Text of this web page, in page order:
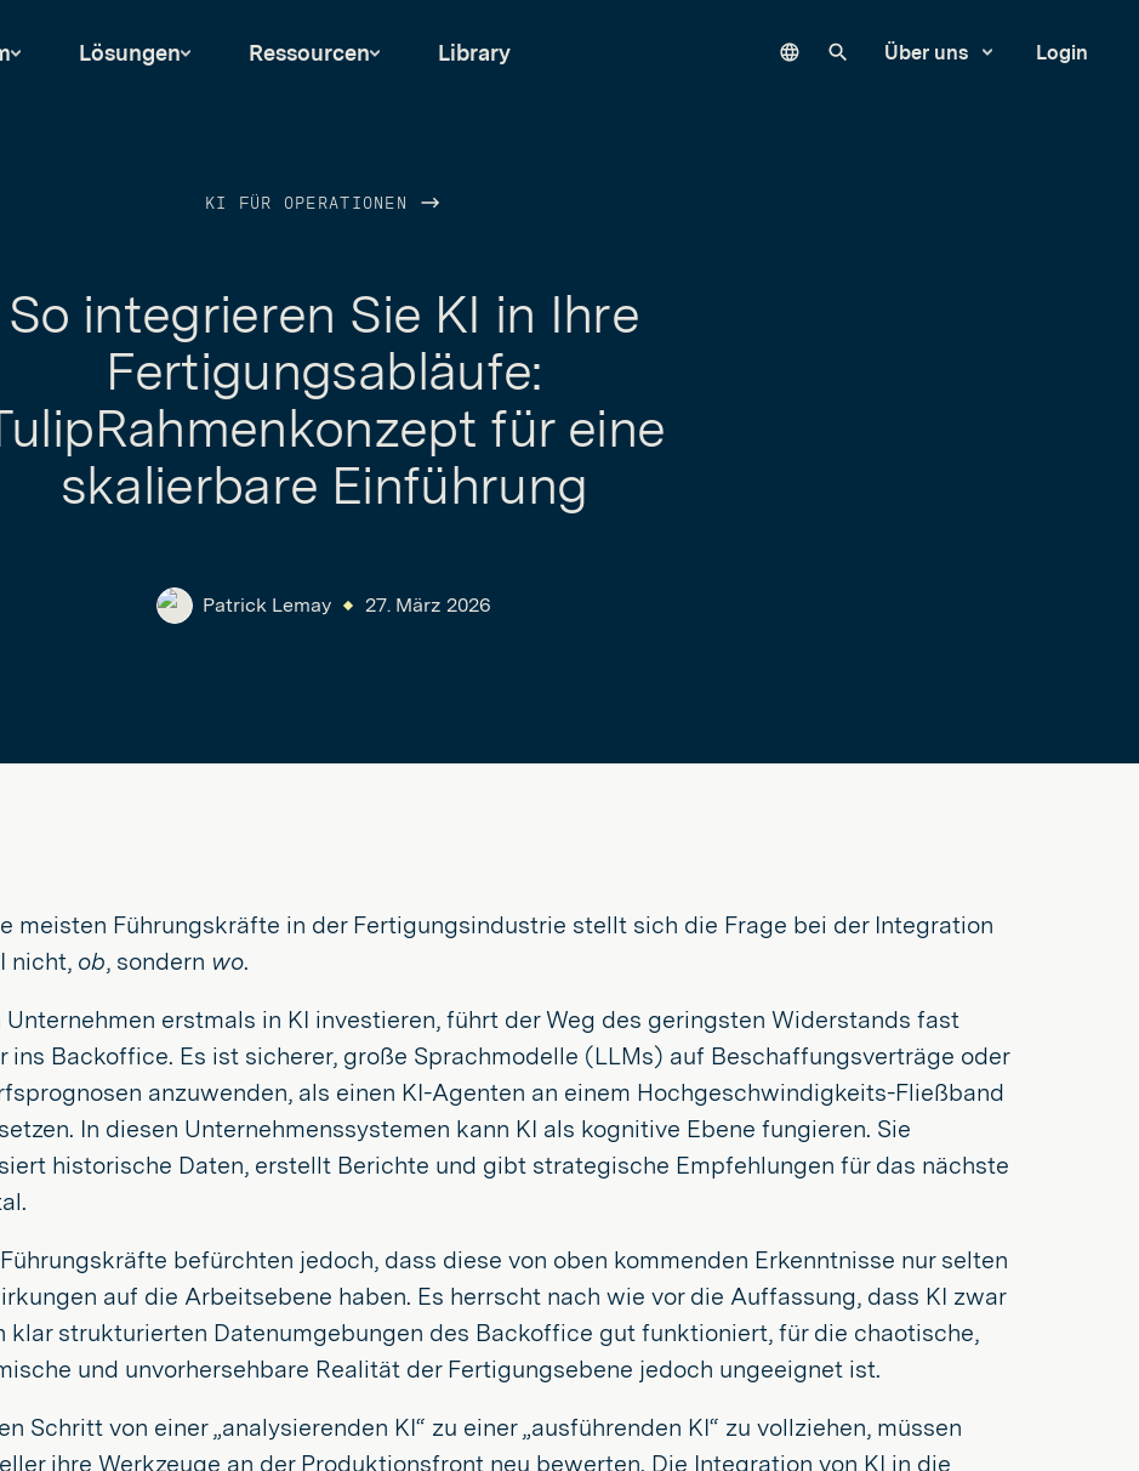
Lösungen Ressourcen Library LanguageUnsere Website durchsuchen
Über uns Login
KI FÜR OPERATIONEN
So integrieren Sie KI in Ihre
Fertigungsabläufe:
für eine
skalierbare Einführung
Patrick Lemay 27. März 2026
meisten Führungskräfte in der Fertigungsindustrie stellt sich die Frage bei der Integration
nicht, ob, sondern wo.
Unternehmen erstmals in KI investieren, führt der Weg des geringsten Widerstands fast
ins Backoffice. Es ist sicherer, große Sprachmodelle (LLMs) auf Beschaffungsverträge oder
anzuwenden, als einen KI-Agenten an einem Hochgeschwindigkeits-Fließband
In diesen Unternehmenssystemen kann KI als kognitive Ebene fungieren. Sie
historische Daten, erstellt Berichte und gibt strategische Empfehlungen für das nächste
befürchten jedoch, dass diese von oben kommenden Erkenntnisse nur selten
auf die Arbeitsebene haben. Es herrscht nach wie vor die Auffassung, dass KI zwar
klar strukturierten Datenumgebungen des Backoffice gut funktioniert, für die chaotische,
und unvorhersehbare Realität der Fertigungsebene jedoch ungeeignet ist.
Schritt von einer „analysierenden KI“ zu einer „ausführenden KI“ zu vollziehen, müssen
ihre Werkzeuge an der Produktionsfront neu bewerten. Die Integration von KI in die